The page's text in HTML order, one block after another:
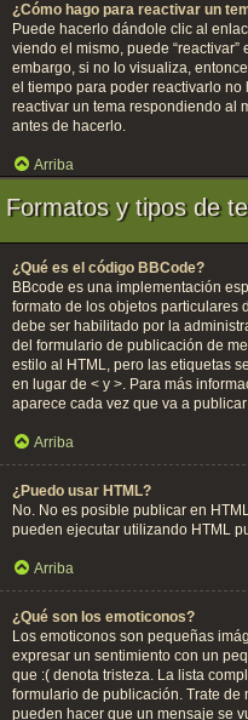
¿Cómo hago para reactivar un
Puede hacerlo dándole clic al
viendo el mismo, puede
embargo, si no lo visualiza,
el tiempo para poder reactivarlo
reactivar un tema respondiendo al
antes de hacerlo.
Arriba
Formatos y tipos de
¿Qué es el código BBCode?
BBcode es una implementación
formato de los objetos particulares
debe ser habilitado por la
del formulario de publicación de
estilo al HTML, pero las etiquetas
en lugar de < y >. Para más
aparece cada vez que va a
Arriba
¿Puedo usar HTML?
No. No es posible publicar en
pueden ejecutar utilizando HTML
Arriba
¿Qué son los emoticonos?
Los emoticonos son pequeñas
expresar un sentimiento con un
que :( denota tristeza. La lista
formulario de publicación. Trate
pueden hacer que un mensaje se